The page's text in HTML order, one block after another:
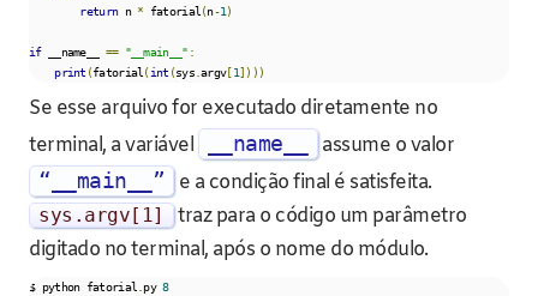
return n * fatorial (n-1 )
if __name__ == "__main__" :
print (fatorial (int (sys.argv[1])))
Se esse arquivo for executado diretamente no
terminal, a variável
__name__ assume o valor
“__main__” e a condição final é satisfeita.
sys . argv [ 1]
traz para o código um parâmetro
digitado no terminal, após o nome do módulo.
$ python fatorial py 8